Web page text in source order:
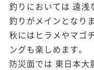
釣りにおいては 遠浅
釣りがメインとなりま
秋にはヒラメやマゴ
ングも楽しめます。
防災面では 東日本大